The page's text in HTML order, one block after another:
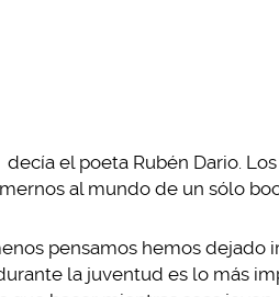
decía el poeta Rubén Dario. Los
al mundo de un sólo
pensamos hemos dejado
la juventud es lo más